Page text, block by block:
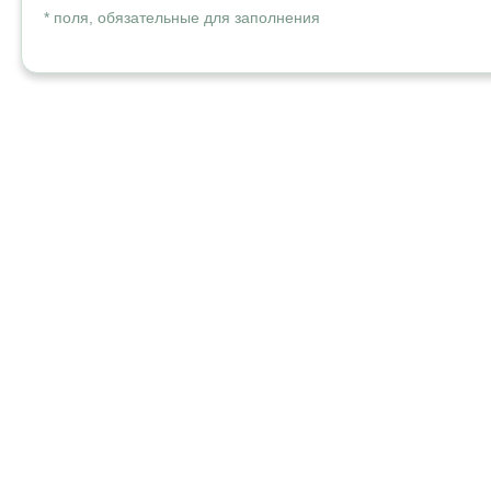
* поля, обязательные для заполнения